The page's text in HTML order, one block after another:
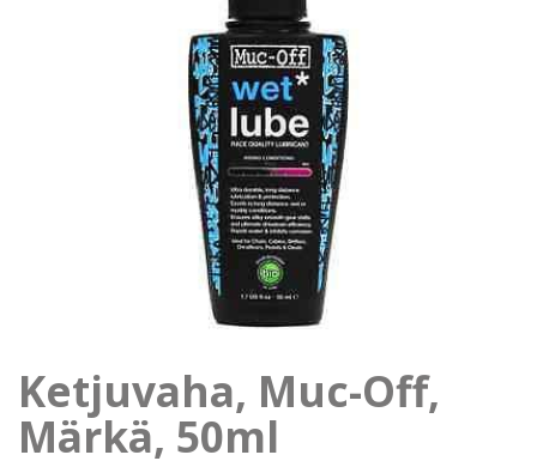
Ketjuvaha, Muc-Off,
Märkä, 50ml